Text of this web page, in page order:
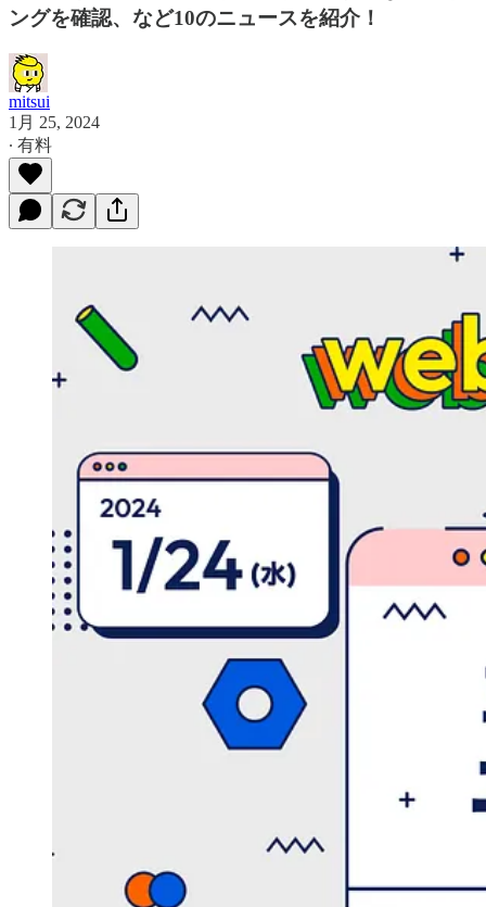
ングを確認、など10のニュースを紹介！
mitsui
1月 25, 2024
∙ 有料